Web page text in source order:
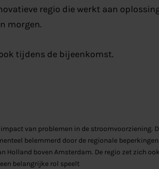
regio die werkt aan
morgen.
tijdens de bijeenkomst.
van problemen in de stroomvoorziening.
belemmerd door de regionale beperkingen
Holland boven Amsterdam. De regio zet zich
belangrijke rol speelt